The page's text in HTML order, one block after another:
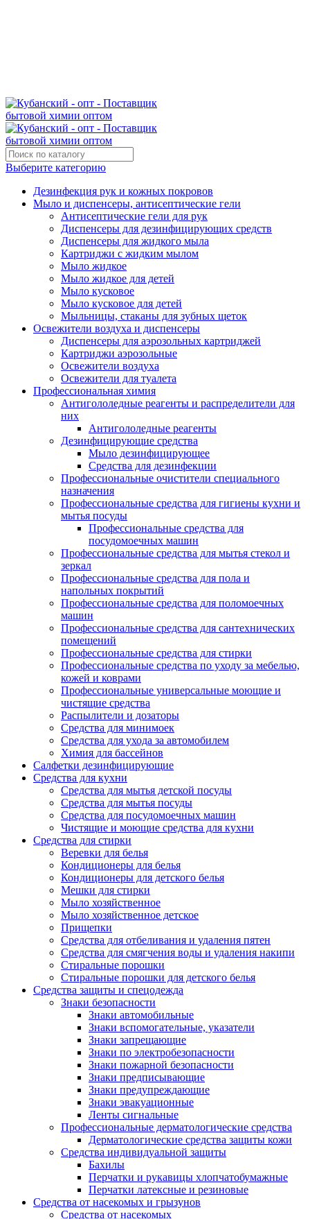
Выберите категорию
Дезинфекция рук и кожных покровов
Мыло и диспенсеры, антисептические гели
Антисептические гели для рук
Диспенсеры для дезинфицирующих средств
Диспенсеры для жидкого мыла
Картриджи с жидким мылом
Мыло жидкое
Мыло жидкое для детей
Мыло кусковое
Мыло кусковое для детей
Мыльницы, стаканы для зубных щеток
Освежители воздуха и диспенсеры
Диспенсеры для аэрозольных картриджей
Картриджи аэрозольные
Освежители воздуха
Освежители для туалета
Профессиональная химия
Антигололедные реагенты и распределители для
них
Антигололедные реагенты
Дезинфицирующие средства
Мыло дезинфицирующее
Средства для дезинфекции
Профессиональные очистители специального
назначения
Профессиональные средства для гигиены кухни и
мытья посуды
Профессиональные средства для
посудомоечных машин
Профессиональные средства для мытья стекол и
зеркал
Профессиональные средства для пола и
напольных покрытий
Профессиональные средства для поломоечных
машин
Профессиональные средства для сантехнических
помещений
Профессиональные средства для стирки
Профессиональные средства по уходу за мебелью,
кожей и коврами
Профессиональные универсальные моющие и
чистящие средства
Распылители и дозаторы
Средства для минимоек
Средства для ухода за автомобилем
Химия для бассейнов
Салфетки дезинфицирующие
Средства для кухни
Средства для мытья детской посуды
Средства для мытья посуды
Средства для посудомоечных машин
Чистящие и моющие средства для кухни
Средства для стирки
Веревки для белья
Кондиционеры для белья
Кондиционеры для детского белья
Мешки для стирки
Мыло хозяйственное
Мыло хозяйственное детское
Прищепки
Средства для отбеливания и удаления пятен
Средства для смягчения воды и удаления накипи
Стиральные порошки
Стиральные порошки для детского белья
Средства защиты и спецодежда
Знаки безопасности
Знаки автомобильные
Знаки вспомогательные, указатели
Знаки запрещающие
Знаки по электробезопасности
Знаки пожарной безопасности
Знаки предписывающие
Знаки предупреждающие
Знаки эвакуационные
Ленты сигнальные
Профессиональные дерматологические средства
Дерматологические средства защиты кожи
Средства индивидуальной защиты
Бахилы
Перчатки и рукавицы хлопчатобумажные
Перчатки латексные и резиновые
Средства от насекомых и грызунов
Средства от насекомых